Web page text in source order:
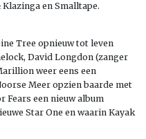
en Smalltape.
Tree opnieuw tot leven
David Longdon (zanger
weer eens een
Meer opzien baarde met
Fears een nieuw album
Star One en waarin Kayak